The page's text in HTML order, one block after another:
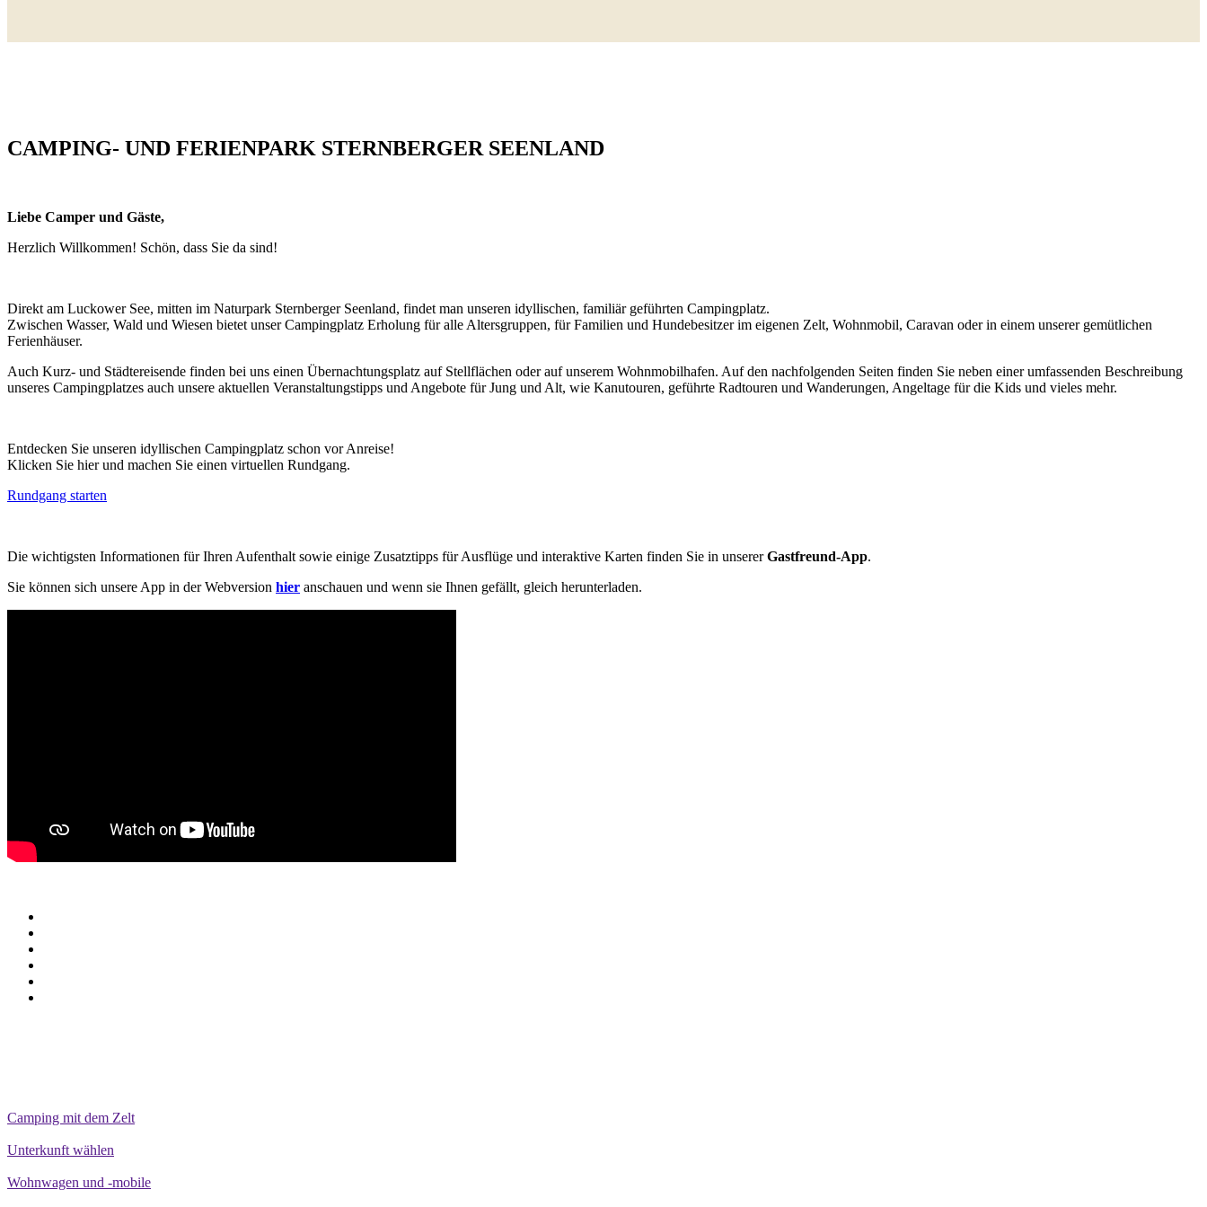
CAMPING- UND FERIENPARK STERNBERGER SEENLAND
Liebe Camper und Gäste,
Herzlich Willkommen! Schön, dass Sie da sind!
Direkt am Luckower See, mitten im Naturpark Sternberger Seenland, findet man unseren idyllischen, familiär geführten Campingplatz.
Zwischen Wasser, Wald und Wiesen bietet unser Campingplatz Erholung für alle Altersgruppen, für Familien und Hundebesitzer im eigenen Zelt, Wohnmobil, Caravan oder in einem unserer gemütlichen
Ferienhäuser.
Auch Kurz- und Städtereisende finden bei uns einen Übernachtungsplatz auf Stellflächen oder auf unserem Wohnmobilhafen. Auf den nachfolgenden Seiten finden Sie neben einer umfassenden Beschreibung
unseres Campingplatzes auch unsere aktuellen Veranstaltungstipps und Angebote für Jung und Alt, wie Kanutouren, geführte Radtouren und Wanderungen, Angeltage für die Kids und vieles mehr.
Entdecken Sie unseren idyllischen Campingplatz schon vor Anreise!
Klicken Sie hier und machen Sie einen virtuellen Rundgang.
Rundgang starten
Die wichtigsten Informationen für Ihren Aufenthalt sowie einige Zusatztipps für Ausflüge und interaktive Karten finden Sie in unsererGastfreund-App.
Sie können sich unsere App in der Webversion hier anschauen und wenn sie Ihnen gefällt, gleich herunterladen.
Camping mit dem Zelt
Unterkunft wählen
Wohnwagen und -mobile